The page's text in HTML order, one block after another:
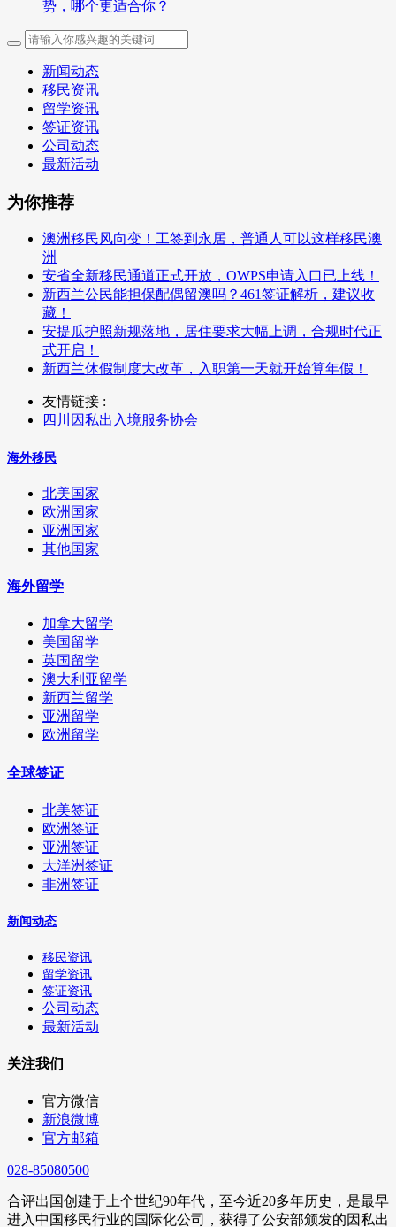
势，哪个更适合你？
新闻动态
移民资讯
留学资讯
签证资讯
公司动态
最新活动
为你推荐
澳洲移民风向变！工签到永居，普通人可以这样移民澳
洲
安省全新移民通道正式开放，OWPS申请入口已上线！
新西兰公民能担保配偶留澳吗？461签证解析，建议收
藏！
安提瓜护照新规落地，居住要求大幅上调，合规时代正
式开启！
新西兰休假制度大改革，入职第一天就开始算年假！
友情链接 :
四川因私出入境服务协会
海外移民
北美国家
欧洲国家
亚洲国家
其他国家
海外留学
加拿大留学
美国留学
英国留学
澳大利亚留学
新西兰留学
亚洲留学
欧洲留学
全球签证
北美签证
欧洲签证
亚洲签证
大洋洲签证
非洲签证
新闻动态
移民资讯
留学资讯
签证资讯
公司动态
最新活动
关注我们
官方微信
新浪微博
官方邮箱
028-85080500
合评出国创建于上个世纪90年代，至今近20多年历史，是最早
进入中国移民行业的国际化公司，获得了公安部颁发的因私出